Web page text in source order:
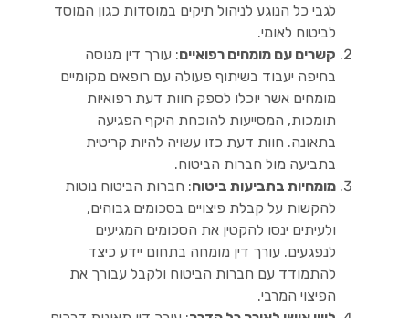
לגבי כל הנוגע לניהול תיקים במוסדות כגון המוסד
לביטוח לאומי.
קשרים עם מומחים רפואיים: עורך דין מנוסה
בחיפה יעבוד בשיתוף פעולה עם רופאים מקומיים
מומחים אשר יוכלו לספק חוות דעת רפואיות
תומכות, המסייעות להוכחת היקף הפגיעה
בתאונה. חוות דעת כזו עשויה להיות קריטית
בתביעה מול חברות הביטוח.
מומחיות בתביעות ביטוח: חברות הביטוח נוטות
להקשות על קבלת פיצויים בסכומים גבוהים,
ולעיתים ינסו להקטין את הסכומים המגיעים
לנפגעים. עורך דין מומחה בתחום יידע כיצד
להתמודד עם חברות הביטוח ולקבל עבורך את
הפיצוי המרבי.